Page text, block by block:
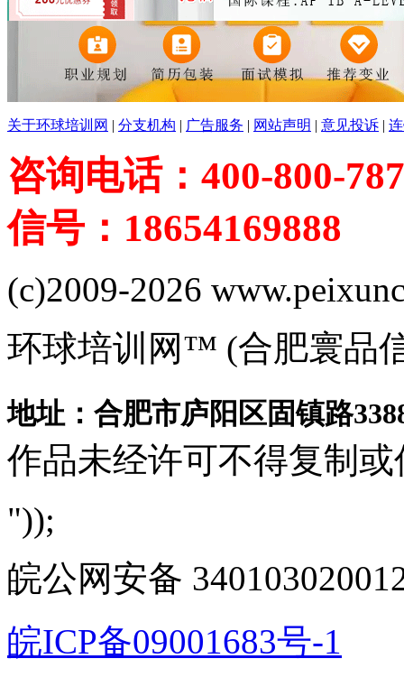
关于环球培训网 | 分支机构 | 广告服务 | 网站声明 | 意见投诉 |
咨询电话：400-800-
信号：18654169888
(c)2009-2026
环球培训网™ (合肥寰品
地址：合肥市庐阳区固镇路
作品未经许可不得复制或
"));
皖公网安备
皖ICP备09001683号-1